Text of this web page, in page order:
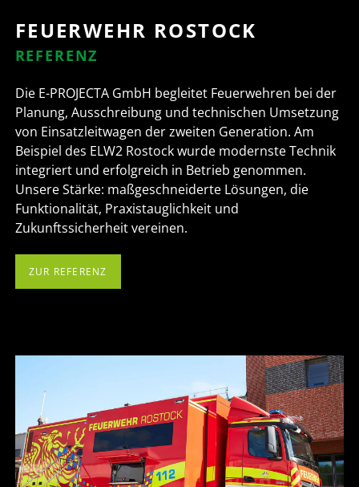
FEUERWEHR ROSTOCK
REFERENZ
Die E-PROJECTA GmbH begleitet Feuerwehren bei der
Planung, Ausschreibung und technischen Umsetzung
von Einsatzleitwagen der zweiten Generation. Am
Beispiel des ELW2 Rostock wurde modernste Technik
integriert und erfolgreich in Betrieb genommen.
Unsere Stärke: maßgeschneiderte Lösungen, die
Funktionalität, Praxistauglichkeit und
Zukunftssicherheit vereinen.
ZUR REFERENZ